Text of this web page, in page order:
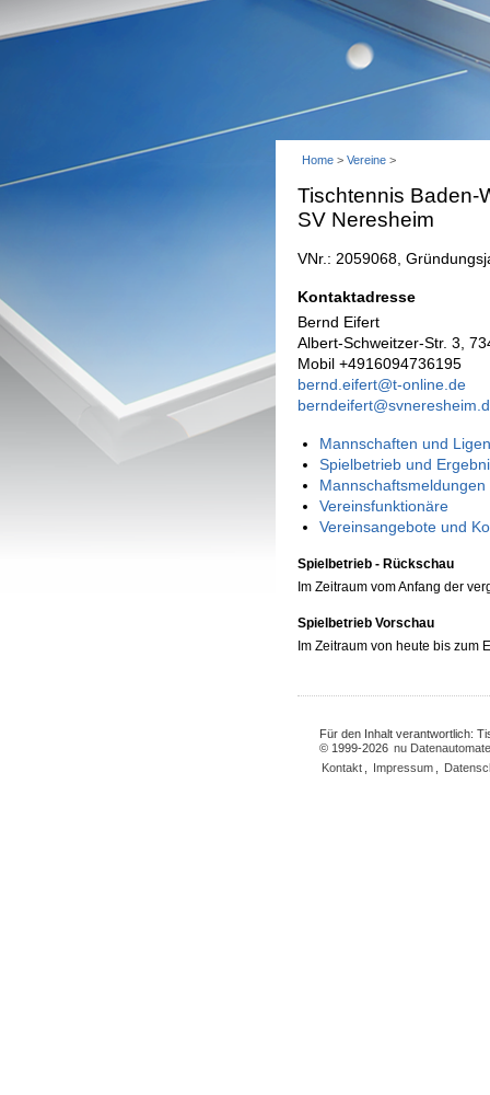
Home > Vereine >
Tischtennis Baden-
SV Neresheim
VNr.: 2059068,
Kontaktadresse
Bernd Eifert
Albert-Schweitzer-Str. 3,
Mobil +4916094736195
bernd.eifert@t-online.de
Mannschaften und
Spielbetrieb und
Vereinsfunktionäre
Vereinsangebote und
Spielbetrieb - Rückschau
Im Zeitraum vom Anfang der
Spielbetrieb Vorschau
Im Zeitraum von heute bis zum
Für den Inhalt verantwortlich:
© 1999-2026 nu
Kontakt
Impressum